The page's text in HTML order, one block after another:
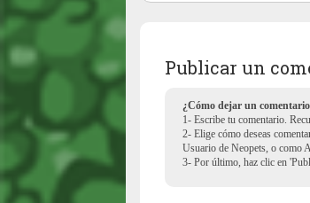
Publicar un
¿Cómo dejar un
1- Escribe tu comentario.
2- Elige cómo deseas
Usuario de Neopets, o como
3- Por último, haz clic en